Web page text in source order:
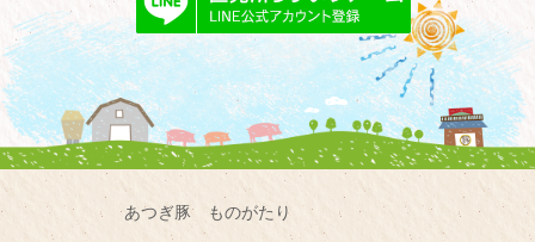
あつぎ豚 ものがたり